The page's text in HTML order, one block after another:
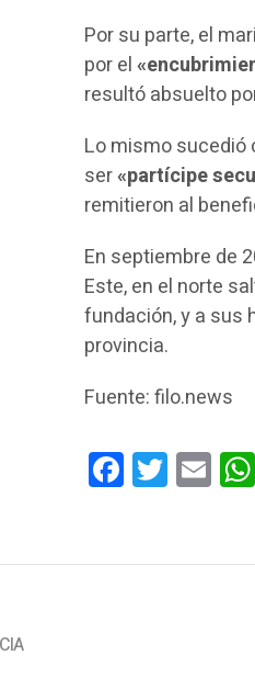
Por su parte, el
por el
resultó absuelto
Lo mismo sucedió
ser«partícipe
remitieron al
En septiembre de
Este, en el norte
fundación, y a sus
provincia.
Fuente: filo.news
FacebookTwitterEmail